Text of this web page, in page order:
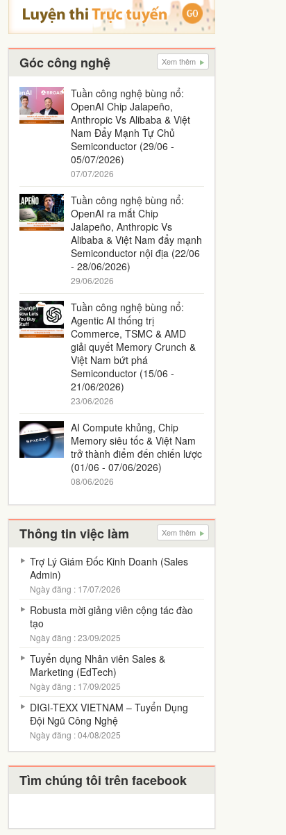
Góc công nghệ Xem thêm
Tuần công nghệ bùng nổ:
OpenAI Chip Jalapeño,
Anthropic Vs Alibaba & Việt
Nam Đẩy Mạnh Tự Chủ
Semiconductor (29/06 -
05/07/2026)
07/07/2026
Tuần công nghệ bùng nổ:
OpenAI ra mắt Chip
Jalapeño, Anthropic Vs
Alibaba & Việt Nam đẩy mạnh
Semiconductor nội địa (22/06
- 28/06/2026)
29/06/2026
Tuần công nghệ bùng nổ:
Agentic AI thống trị
Commerce, TSMC & AMD
giải quyết Memory Crunch &
Việt Nam bứt phá
Semiconductor (15/06 -
21/06/2026)
23/06/2026
AI Compute khủng, Chip
Memory siêu tốc & Việt Nam
trở thành điểm đến chiến lược
(01/06 - 07/06/2026)
08/06/2026
Thông tin việc làm Xem thêm
Trợ Lý Giám Đốc Kinh Doanh (Sales
Admin)
Ngày đăng : 17/07/2026
Robusta mời giảng viên cộng tác đào
tạo
Ngày đăng : 23/09/2025
Tuyển dụng Nhân viên Sales &
Marketing (EdTech)
Ngày đăng : 17/09/2025
DIGI-TEXX VIETNAM – Tuyển Dụng
Đội Ngũ Công Nghệ
Ngày đăng : 04/08/2025
Tìm chúng tôi trên facebook